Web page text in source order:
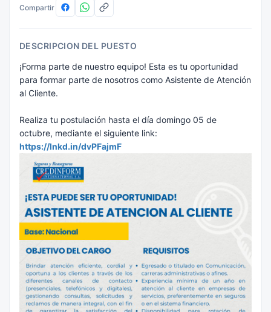
Compartir
DESCRIPCION DEL PUESTO
¡Forma parte de nuestro equipo! Esta es tu oportunidad
para formar parte de nosotros como Asistente de Atención
al Cliente.
Realiza tu postulación hasta el día domingo 05 de
octubre, mediante el siguiente link:
https://lnkd.in/dvPFajmF